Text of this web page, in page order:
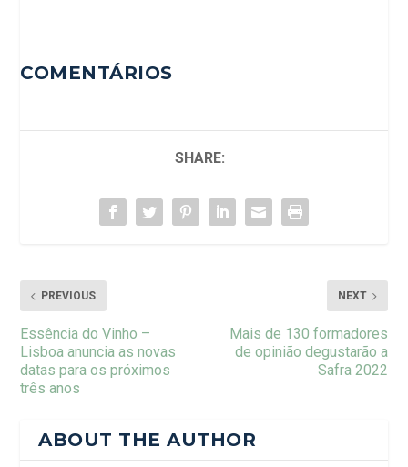
COMENTÁRIOS
SHARE:
PREVIOUS
Essência do Vinho –
Lisboa anuncia as novas
datas para os próximos
três anos
NEXT
Mais de 130 formadores
de opinião degustarão a
Safra 2022
ABOUT THE AUTHOR